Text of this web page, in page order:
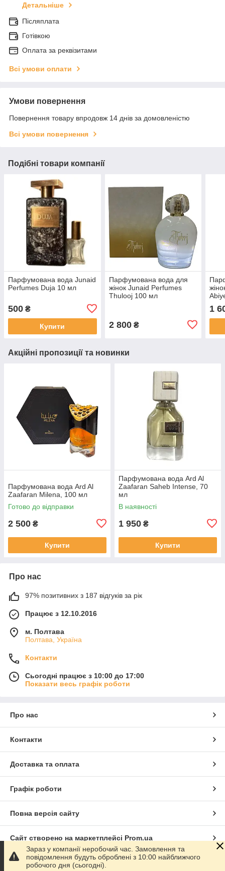
Детальніше
Післяплата
Готівкою
Оплата за реквізитами
Всі умови оплати
Умови повернення
Повернення товару впродовж 14 днів за домовленістю
Всі умови повернення
Подібні товари компанії
Парфумована вода Junaid
Perfumes Duja 10 мл
500 ₴
Купити
Парфумована вода для
жінок Junaid Perfumes
Thulooj 100 мл
2 800₴
1
Акційні пропозиції та новинки
Парфумована вода Ard Al
Zaafaran Milena, 100 мл
Готово до відправки
2 500 ₴
Купити
Парфумована вода Ard Al
Zaafaran Saheb Intense, 70
мл
В наявності
1 950 ₴
Купити
Про нас
97% позитивних з 187 відгуків за рік
Працює з 12.10.2016
м. Полтава
Полтава, Україна
Контакти
Сьогодні працює з 10:00 до 17:00
Показати весь графік роботи
Про нас
Контакти
Доставка та оплата
Графік роботи
Повна версія сайту
Сайт створено на маркетплейсі Prom.ua
Політика конфіденційності
Зараз у компанії неробочий час. Замовлення та
повідомлення будуть оброблені з 10:00 найближчого
робочого дня (сьогодні).